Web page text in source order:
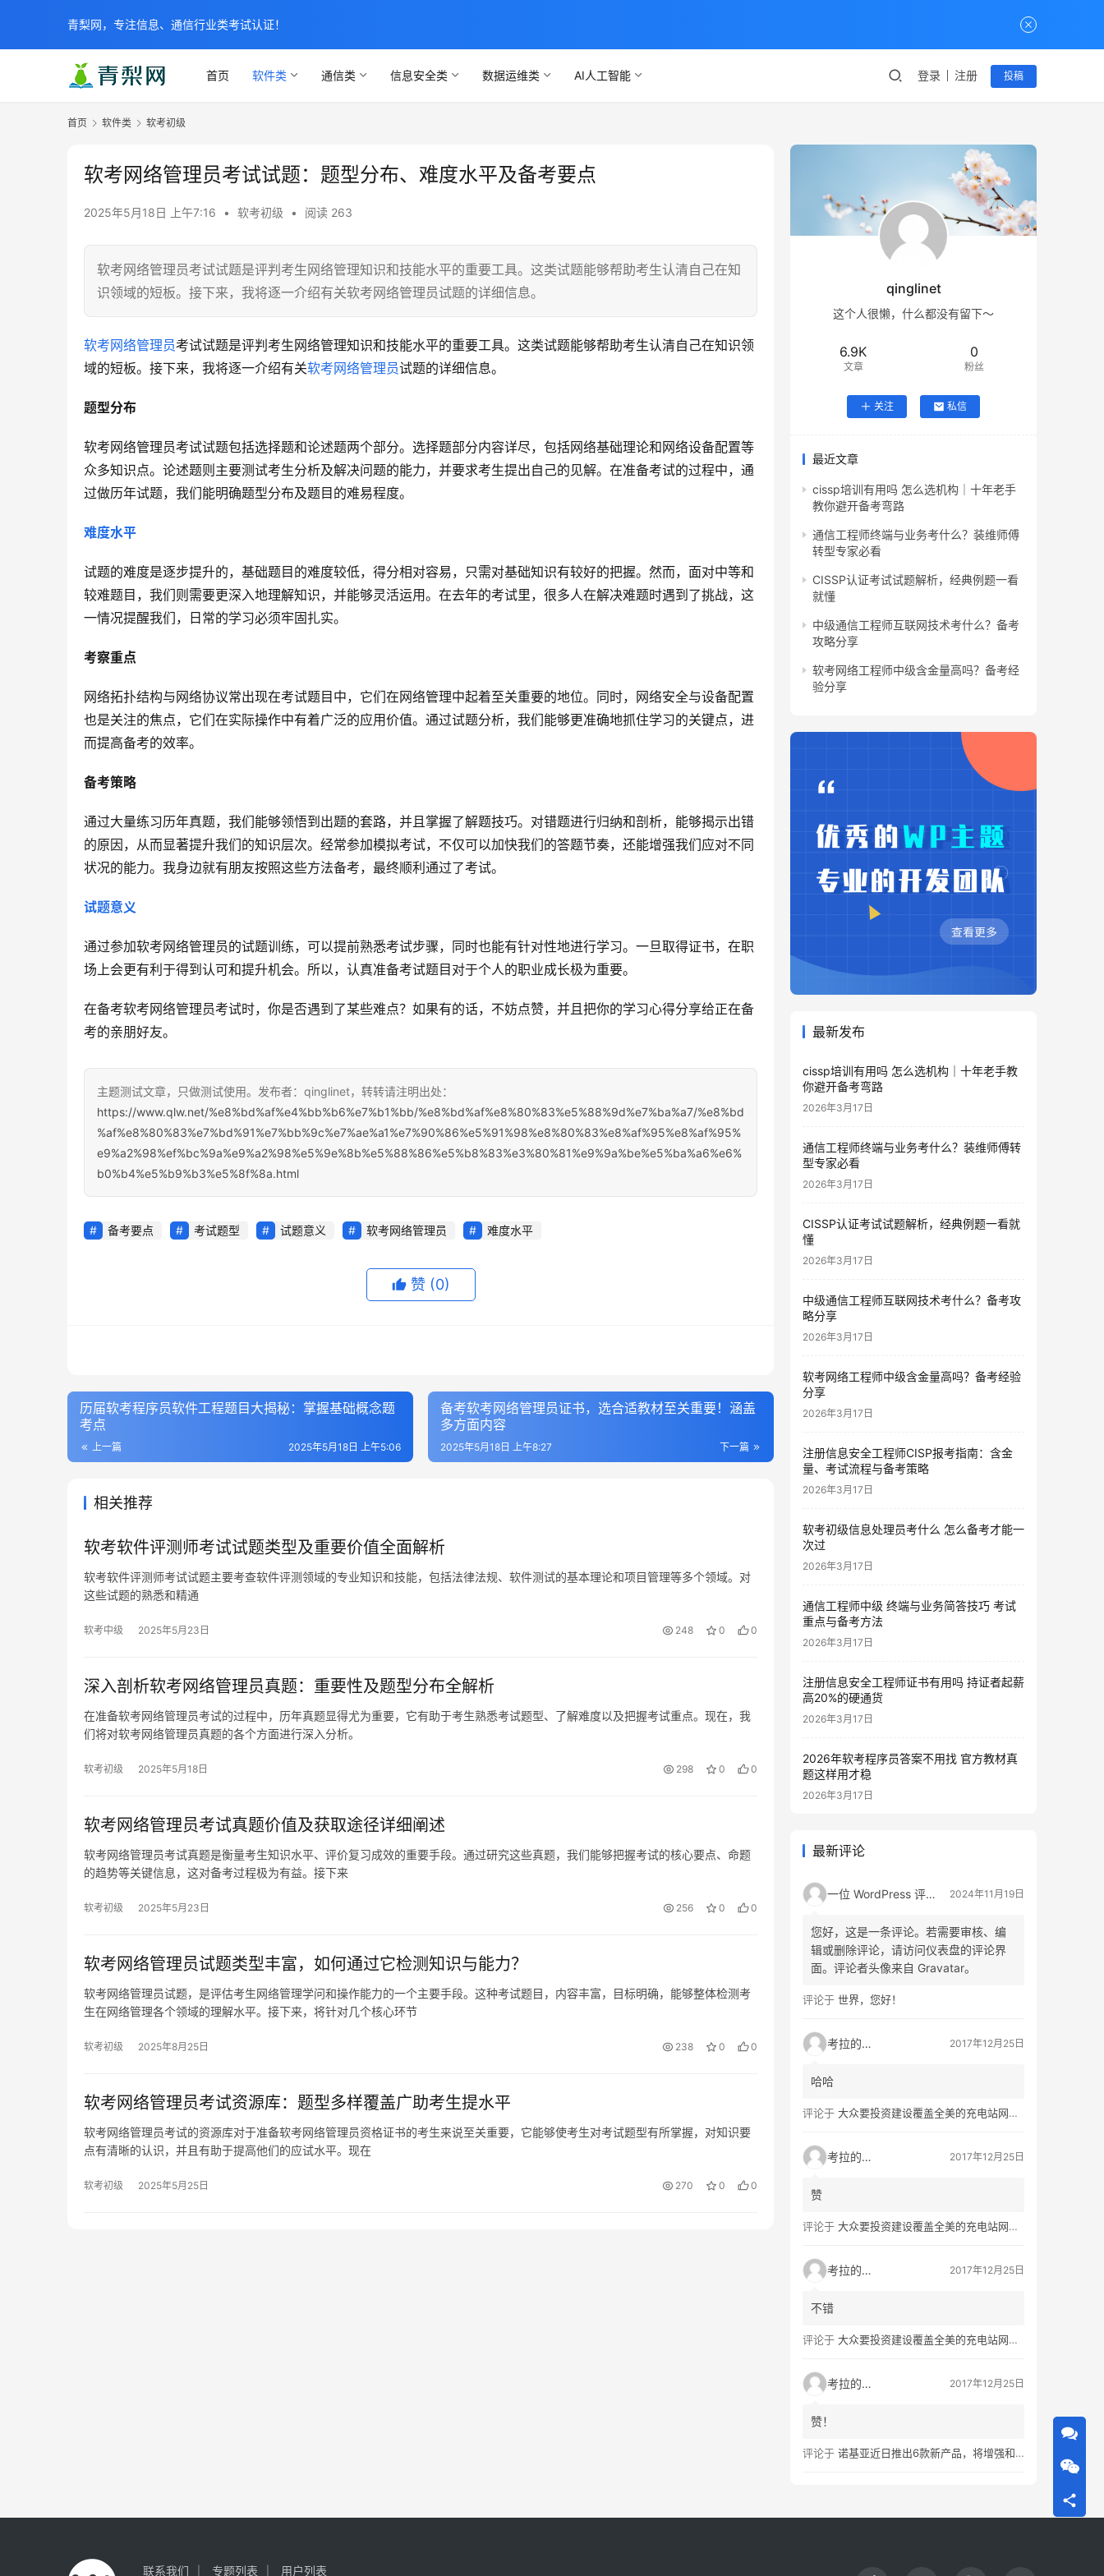
首页 软件类 通信类 信息安全类 数据运维类 AI人工智能 登录 注册 投稿
首页 软件类 软考初级
软考网络管理员考试试题：题型分布、难度水平及备考要点
2025年5月18日 上午7:16 • 软考初级 • 阅读 263
软考网络管理员考试试题是评判考生网络管理知识和技能水平的重要工具。这类试题能够帮助考生认清自己在知
识领域的短板。接下来，我将逐一介绍有关软考网络管理员试题的详细信息。
软考网络管理员考试试题是评判考生网络管理知识和技能水平的重要工具。这类试题能够帮助考生认清自己在知识领
域的短板。接下来，我将逐一介绍有关软考网络管理员试题的详细信息。
题型分布
软考网络管理员考试试题包括选择题和论述题两个部分。选择题部分内容详尽，包括网络基础理论和网络设备配置等
众多知识点。论述题则主要测试考生分析及解决问题的能力，并要求考生提出自己的见解。在准备考试的过程中，通
过做历年试题，我们能明确题型分布及题目的难易程度。
难度水平
试题的难度是逐步提升的，基础题目的难度较低，得分相对容易，只需对基础知识有较好的把握。然而，面对中等和
较难题目，我们则需要更深入地理解知识，并能够灵活运用。在去年的考试里，很多人在解决难题时遇到了挑战，这
一情况提醒我们，日常的学习必须牢固扎实。
考察重点
网络拓扑结构与网络协议常出现在考试题目中，它们在网络管理中起着至关重要的地位。同时，网络安全与设备配置
也是关注的焦点，它们在实际操作中有着广泛的应用价值。通过试题分析，我们能够更准确地抓住学习的关键点，进
而提高备考的效率。
备考策略
通过大量练习历年真题，我们能够领悟到出题的套路，并且掌握了解题技巧。对错题进行归纳和剖析，能够揭示出错
的原因，从而显著提升我们的知识层次。经常参加模拟考试，不仅可以加快我们的答题节奏，还能增强我们应对不同
状况的能力。我身边就有朋友按照这些方法备考，最终顺利通过了考试。
试题意义
通过参加软考网络管理员的试题训练，可以提前熟悉考试步骤，同时也能有针对性地进行学习。一旦取得证书，在职
场上会更有利于得到认可和提升机会。所以，认真准备考试题目对于个人的职业成长极为重要。
在备考软考网络管理员考试时，你是否遇到了某些难点？如果有的话，不妨点赞，并且把你的学习心得分享给正在备
考的亲朋好友。
主题测试文章，只做测试使用。发布者：qinglinet，转转请注明出处：
https://www.qlw.net/%e8%bd%af%e4%bb%b6%e7%b1%bb/%e8%bd%af%e8%80%83%e5%88%9d%e7%ba%a7/%e8%bd
%af%e8%80%83%e7%bd%91%e7%bb%9c%e7%ae%a1%e7%90%86%e5%91%98%e8%80%83%e8%af%95%e8%af%95%
e9%a2%98%ef%bc%9a%e9%a2%98%e5%9e%8b%e5%88%86%e5%b8%83%e3%80%81%e9%9a%be%e5%ba%a6%e6%
b0%b4%e5%b9%b3%e5%8f%8a.html
备考要点 考试题型 试题意义 软考网络管理员 难度水平
赞 (0)
历届软考程序员软件工程题目大揭秘：掌握基础概念题
考点
上一篇 2025年5月18日 上午5:06
备考软考网络管理员证书，选合适教材至关重要！涵盖
多方面内容
下一篇
2025年5月18日 上午8:27
相关推荐
软考软件评测师考试试题类型及重要价值全面解析
软考软件评测师考试试题主要考查软件评测领域的专业知识和技能，包括法律法规、软件测试的基本理论和项目管理等多个领域。对
这些试题的熟悉和精通
软考中级 2025年5月23日 248 0 0
深入剖析软考网络管理员真题：重要性及题型分布全解析
在准备软考网络管理员考试的过程中，历年真题显得尤为重要，它有助于考生熟悉考试题型、了解难度以及把握考试重点。现在，我
们将对软考网络管理员真题的各个方面进行深入分析。
软考初级 2025年5月18日 298 0 0
软考网络管理员考试真题价值及获取途径详细阐述
软考网络管理员考试真题是衡量考生知识水平、评价复习成效的重要手段。通过研究这些真题，我们能够把握考试的核心要点、命题
的趋势等关键信息，这对备考过程极为有益。接下来
软考初级 2025年5月23日 256 0 0
软考网络管理员试题类型丰富，如何通过它检测知识与能力？
软考网络管理员试题，是评估考生网络管理学问和操作能力的一个主要手段。这种考试题目，内容丰富，目标明确，能够整体检测考
生在网络管理各个领域的理解水平。接下来，将针对几个核心环节
软考初级 2025年8月25日 238 0 0
软考网络管理员考试资源库：题型多样覆盖广助考生提水平
软考网络管理员考试的资源库对于准备软考网络管理员资格证书的考生来说至关重要，它能够使考生对考试题型有所掌握，对知识要
点有清晰的认识，并且有助于提高他们的应试水平。现在
软考初级 2025年5月25日 270 0 0
qinglinet
这个人很懒，什么都没有留下～
6.9K
文章
0
粉丝
关注 私信
最近文章
cissp培训有用吗 怎么选机构｜十年老手
教你避开备考弯路
通信工程师终端与业务考什么？装维师傅
转型专家必看
CISSP认证考试试题解析，经典例题一看
就懂
中级通信工程师互联网技术考什么？备考
攻略分享
软考网络工程师中级含金量高吗？备考经
验分享
最新发布
cissp培训有用吗 怎么选机构｜十年老手教
你避开备考弯路
2026年3月17日
通信工程师终端与业务考什么？装维师傅转
型专家必看
2026年3月17日
CISSP认证考试试题解析，经典例题一看就
懂
2026年3月17日
中级通信工程师互联网技术考什么？备考攻
略分享
2026年3月17日
软考网络工程师中级含金量高吗？备考经验
分享
2026年3月17日
注册信息安全工程师CISP报考指南：含金
量、考试流程与备考策略
2026年3月17日
软考初级信息处理员考什么 怎么备考才能一
次过
2026年3月17日
通信工程师中级 终端与业务简答技巧 考试
重点与备考方法
2026年3月17日
注册信息安全工程师证书有用吗 持证者起薪
高20%的硬通货
2026年3月17日
2026年软考程序员答案不用找 官方教材真
题这样用才稳
2026年3月17日
最新评论
一位 WordPress 评论者 2024年11月19日
您好，这是一条评论。若需要审核、编
辑或删除评论，请访问仪表盘的评论界
面。评论者头像来自 Gravatar。
评论于 世界，您好！
考拉的生活 2017年12月25日
哈哈
评论于 大众要投资建设覆盖全美的充电站网络，特斯拉也没闲着
考拉的生活 2017年12月25日
赞
评论于 大众要投资建设覆盖全美的充电站网络，特斯拉也没闲着
考拉的生活 2017年12月25日
不错
评论于 大众要投资建设覆盖全美的充电站网络，特斯拉也没闲着
考拉的生活 2017年12月25日
赞！
评论于 诺基亚近日推出6款新产品，将增强和16家公司合作，VR领域发力明显
联系我们 专题列表 用户列表
青梨网，专注信息、通信行业类考试认证！